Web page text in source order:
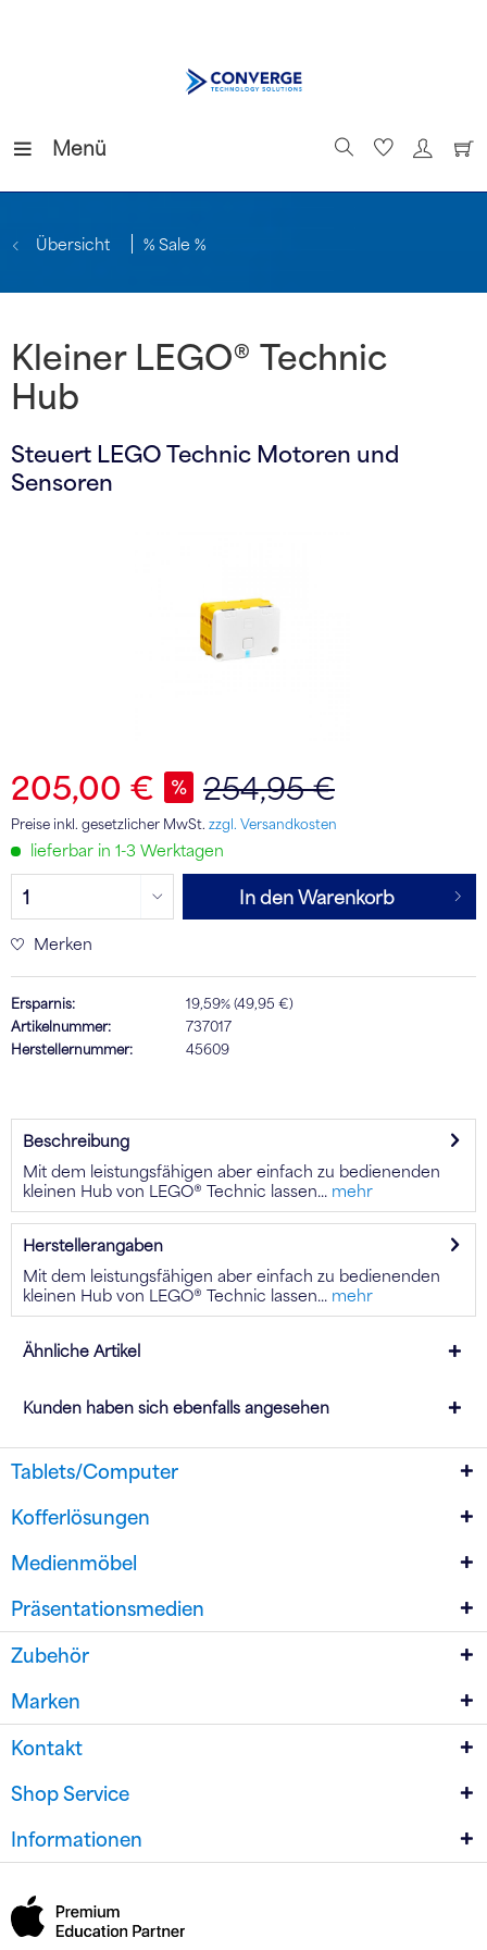
Menü
Übersicht % Sale %
Kleiner LEGO® Technic
Hub
Steuert LEGO Technic Motoren und
Sensoren
205,00 € 254,95 €
Preise inkl. gesetzlicher MwSt. zzgl. Versandkosten
lieferbar in 1-3 Werktagen
In den Warenkorb
Merken
Ersparnis:
19,59% (49,95 €)
Artikelnummer:
737017
Herstellernummer:
45609
Beschreibung
Mit dem leistungsfähigen aber einfach zu bedienenden
kleinen Hub von LEGO® Technic lassen...
mehr
Herstellerangaben
Mit dem leistungsfähigen aber einfach zu bedienenden
kleinen Hub von LEGO® Technic lassen...
mehr
Ähnliche Artikel
Kunden haben sich ebenfalls angesehen
Tablets/Computer
Kofferlösungen
Medienmöbel
Präsentationsmedien
Zubehör
Marken
Kontakt
Shop Service
Informationen